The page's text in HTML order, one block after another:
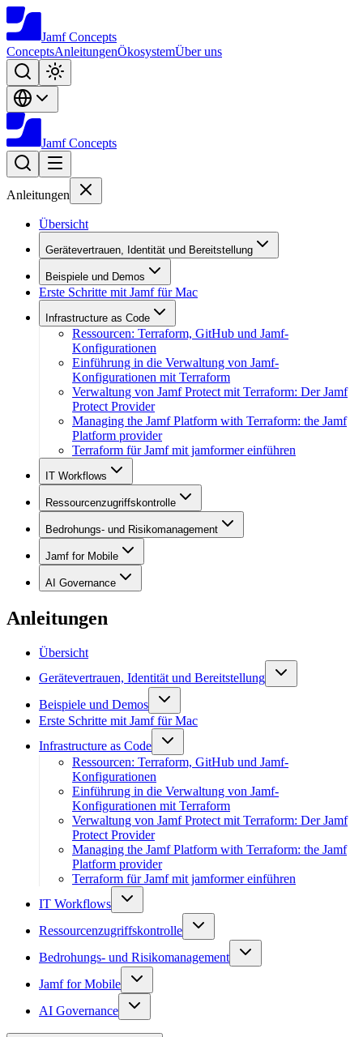
Jamf Concepts
ConceptsAnleitungenÖkosystemÜber uns
Jamf Concepts
Anleitungen
Übersicht
Gerätevertrauen, Identität und Bereitstellung
Beispiele und Demos
Erste Schritte mit Jamf für Mac
Infrastructure as Code
Ressourcen: Terraform, GitHub und Jamf-
Konfigurationen
Einführung in die Verwaltung von Jamf-
Konfigurationen mit Terraform
Verwaltung von Jamf Protect mit Terraform: Der Jamf
Protect Provider
Managing the Jamf Platform with Terraform: the Jamf
Platform provider
Terraform für Jamf mit jamformer einführen
IT Workflows
Ressourcenzugriffskontrolle
Bedrohungs- und Risikomanagement
Jamf for Mobile
AI Governance
Anleitungen
Übersicht
Gerätevertrauen, Identität und Bereitstellung
Beispiele und Demos
Erste Schritte mit Jamf für Mac
Infrastructure as Code
Ressourcen: Terraform, GitHub und Jamf-
Konfigurationen
Einführung in die Verwaltung von Jamf-
Konfigurationen mit Terraform
Verwaltung von Jamf Protect mit Terraform: Der Jamf
Protect Provider
Managing the Jamf Platform with Terraform: the Jamf
Platform provider
Terraform für Jamf mit jamformer einführen
IT Workflows
Ressourcenzugriffskontrolle
Bedrohungs- und Risikomanagement
Jamf for Mobile
AI Governance